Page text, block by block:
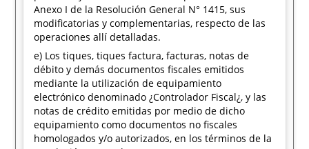
Anexo I de la Resolución General N° 1415, sus
modificatorias y complementarias, respecto de las
operaciones allí detalladas.
e) Los tiques, tiques factura, facturas, notas de
débito y demás documentos fiscales emitidos
mediante la utilización de equipamiento
electrónico denominado ¿Controlador Fiscal¿, y las
notas de crédito emitidas por medio de dicho
equipamiento como documentos no fiscales
homologados y/o autorizados, en los términos de la